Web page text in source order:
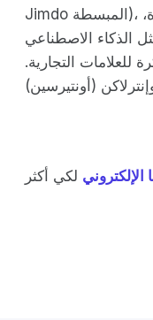
Jimdo المبسطة)، وتدير حملات عبر الوسائط المتعددة،
الذكاء الاصطناعي
للعلامات التجارية.
الإلكتروني